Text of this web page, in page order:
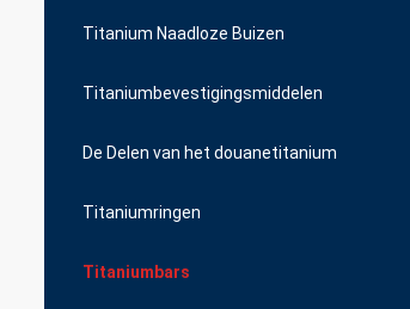
Titanium Naadloze Buizen
Titaniumbevestigingsmiddelen
De Delen van het douanetitanium
Titaniumringen
Titaniumbars